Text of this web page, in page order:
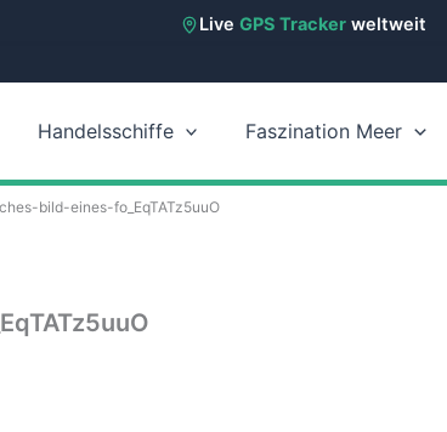
Live GPS Trackerweltweit
Handelsschiffe Faszination Meer
bild-eines-fo_EqTATz5uuO